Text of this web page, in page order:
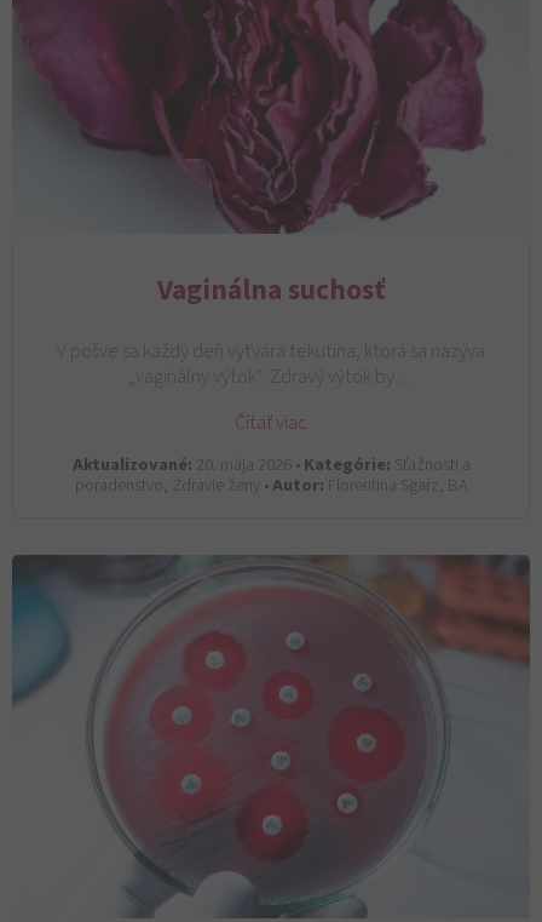
Vaginálna suchosť
V pošve sa každý deň vytvára tekutina, ktorá sa nazýva
„vaginálny výtok“. Zdravý výtok by…
Čítať viac
Aktualizované: 20. mája 2026 •Kategórie: Sťažnosti a
poradenstvo, Zdravie ženy •Autor: Florentina Sgarz, BA